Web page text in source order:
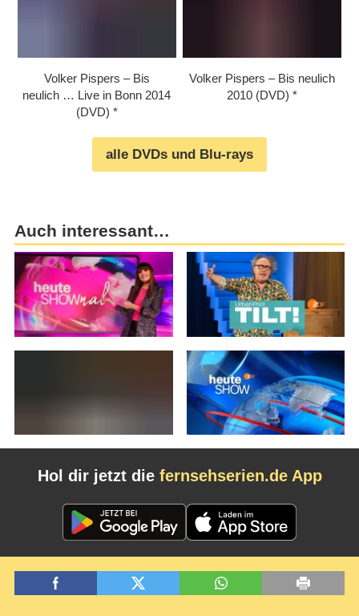
Volker Pispers – Bis
neulich … Live in Bonn 2014
(DVD)
Volker Pispers – Bis neulich
2010 (DVD)
alle DVDs und Blu-rays
Auch interessant…
Hol dir jetzt die fernsehserien.de App